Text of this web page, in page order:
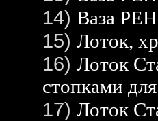
14) Ваза
15) Лоток,
16) Лоток
стопками
17) Лоток